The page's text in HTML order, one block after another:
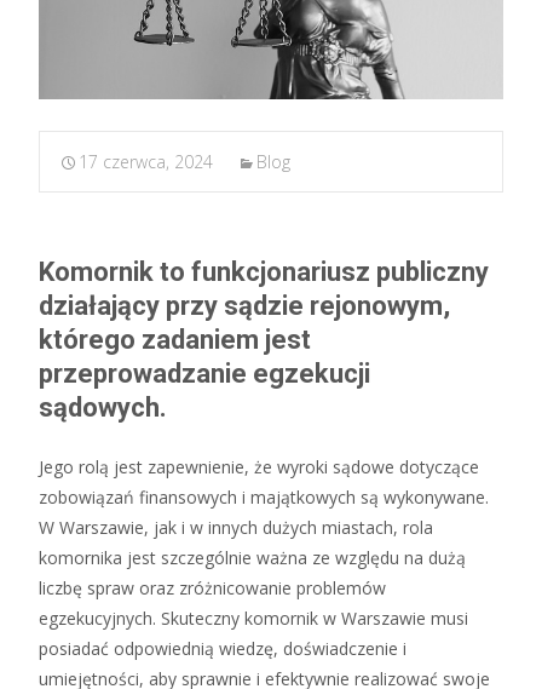
17 czerwca, 2024 Blog
Komornik to funkcjonariusz publiczny
działający przy sądzie rejonowym,
którego zadaniem jest
przeprowadzanie egzekucji
sądowych.
Jego rolą jest zapewnienie, że wyroki sądowe dotyczące
zobowiązań finansowych i majątkowych są wykonywane.
W Warszawie, jak i w innych dużych miastach, rola
komornika jest szczególnie ważna ze względu na dużą
liczbę spraw oraz zróżnicowanie problemów
egzekucyjnych. Skuteczny komornik w Warszawie musi
posiadać odpowiednią wiedzę, doświadczenie i
umiejętności, aby sprawnie i efektywnie realizować swoje